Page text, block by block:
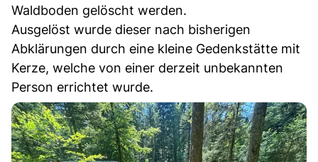
Waldboden gelöscht werden.
Ausgelöst wurde dieser nach bisherigen
Abklärungen durch eine kleine Gedenkstätte mit
Kerze, welche von einer derzeit unbekannten
Person errichtet wurde.